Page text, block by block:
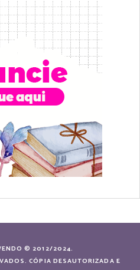
© 2012/2024.
CÓPIA DESAUTORIZADA E